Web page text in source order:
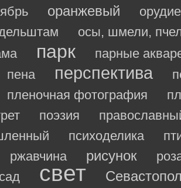
оранжевый
орудие
осы, шмели,
парк парные
пена перспектива
пленочная фотография
поэзия
психоделика
ржавчина рисунок
сад свет